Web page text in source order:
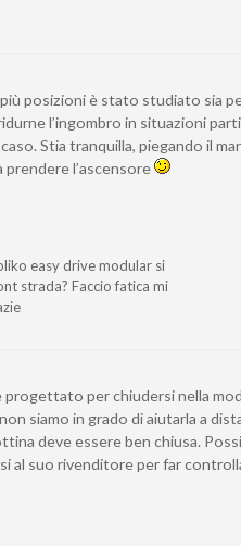
posizioni è stato studiato sia
l’ingombro in situazioni
Stia tranquilla, piegando il
l’ascensore
easy drive modular si
strada? Faccio fatica mi
progettato per chiudersi nella
siamo in grado di aiutarla a
deve essere ben chiusa.
al suo rivenditore per far